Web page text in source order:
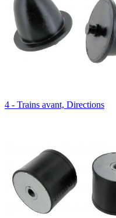
4 - Trains avant, Directions